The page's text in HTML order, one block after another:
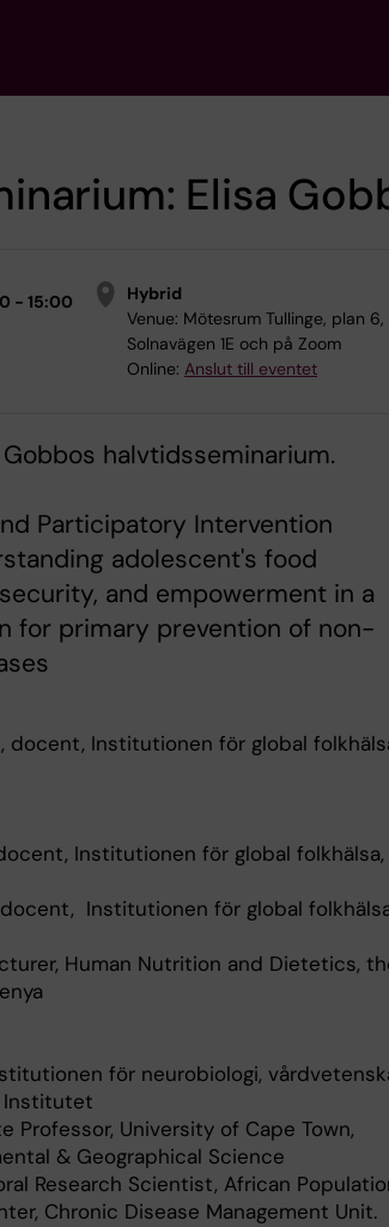
Elisa
- 15:00
Hybrid
Venue: Mötesrum Tullinge, plan 6,
Solnavägen 1E och på Zoom
Online: Anslut till eventet
halvtidsseminarium.
Participatory Intervention
adolescent's food
and empowerment in a
for primary prevention of non-
docent, Institutionen för global
Institutionen för global folkhälsa,
docent, Institutionen för global
Human Nutrition and Dietetics,
för neurobiologi,
Institutet
Professor, University of Cape Town,
& Geographical Science
Research Scientist, African
Chronic Disease Management Unit.